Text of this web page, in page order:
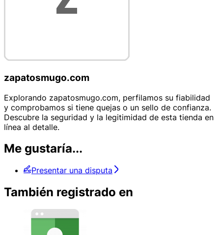
zapatosmugo.com
Explorando zapatosmugo.com, perfilamos su fiabilidad
y comprobamos si tiene quejas o un sello de confianza.
Descubre la seguridad y la legitimidad de esta tienda en
línea al detalle.
Me gustaría...
Presentar una disputa
También registrado en